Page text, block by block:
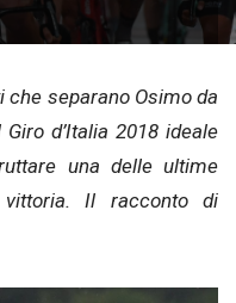
separano Osimo da
d’Italia 2018 ideale
una delle ultime
Il racconto di